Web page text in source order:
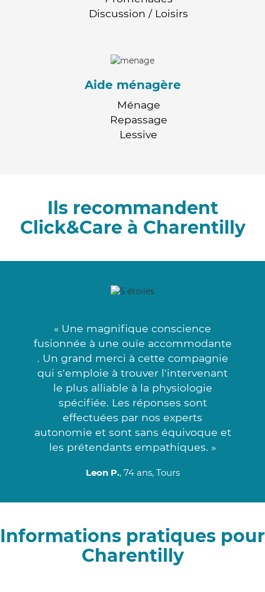
Discussion / Loisirs
Aide ménagère
Ménage
Repassage
Lessive
Ils recommandent
Click&Care à Charentilly
« Une magnifique conscience
fusionnée à une ouïe accommodante
. Un grand merci à cette compagnie
qui s'emploie à trouver l'intervenant
le plus alliable à la physiologie
spécifiée. Les réponses sont
effectuées par nos experts
autonomie et sont sans équivoque et
les prétendants empathiques. »
Leon P., 74 ans, Tours
Informations pratiques pour
Charentilly